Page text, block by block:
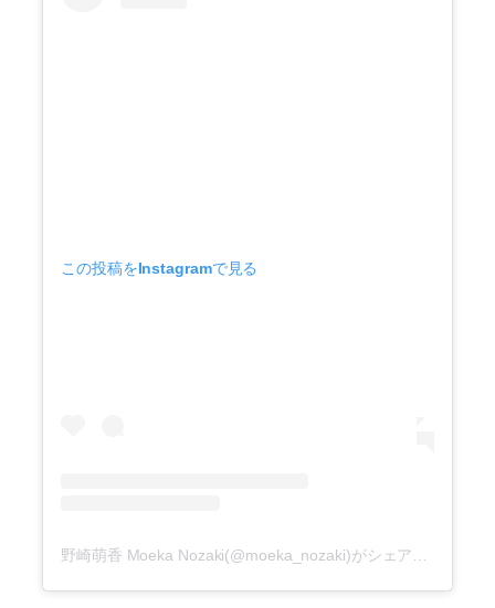
この投稿をInstagramで見る